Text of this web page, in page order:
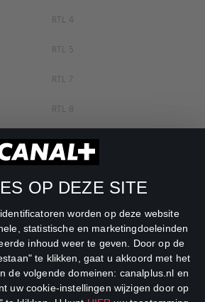
OP DEZE SITE
worden op deze website
statistische en marketingdoeleinden
inhoud weer te geven. Door op de
te klikken, gaat u akkoord met het
de volgende domeinen: canalplus.nl en
uw cookie-instellingen wijzigen door op
RTL 4
RTL 5
RTL 7
RTL 8
RTL Z
SBS6
Veronica
DreamWorks Channel